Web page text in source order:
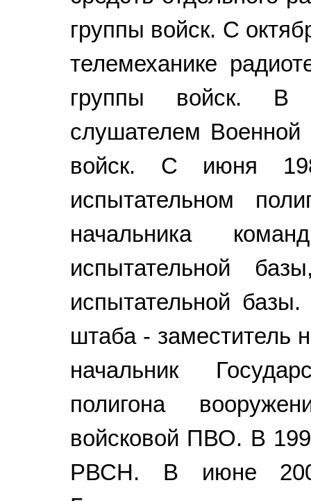
группы войск. С
телемеханике
группы войск. В
слушателем
войск. С июня
испытательном
начальника
испытательной
испытательной
штаба - заместитель
начальник
полигона
войсковой ПВО. В
РВСН. В июне